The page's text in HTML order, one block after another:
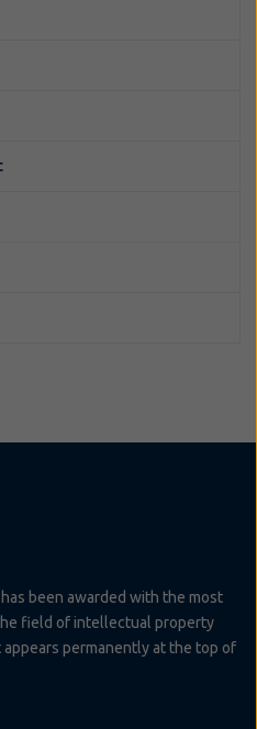
been awarded with the most
field of intellectual property
permanently at the top of